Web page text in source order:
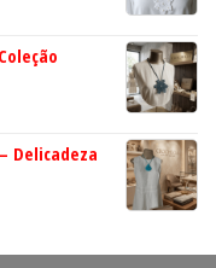
Delicadeza